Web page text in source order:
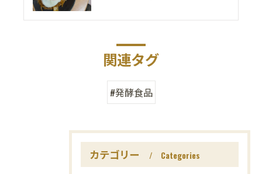
関連タグ
#発酵食品
カテゴリー Categories